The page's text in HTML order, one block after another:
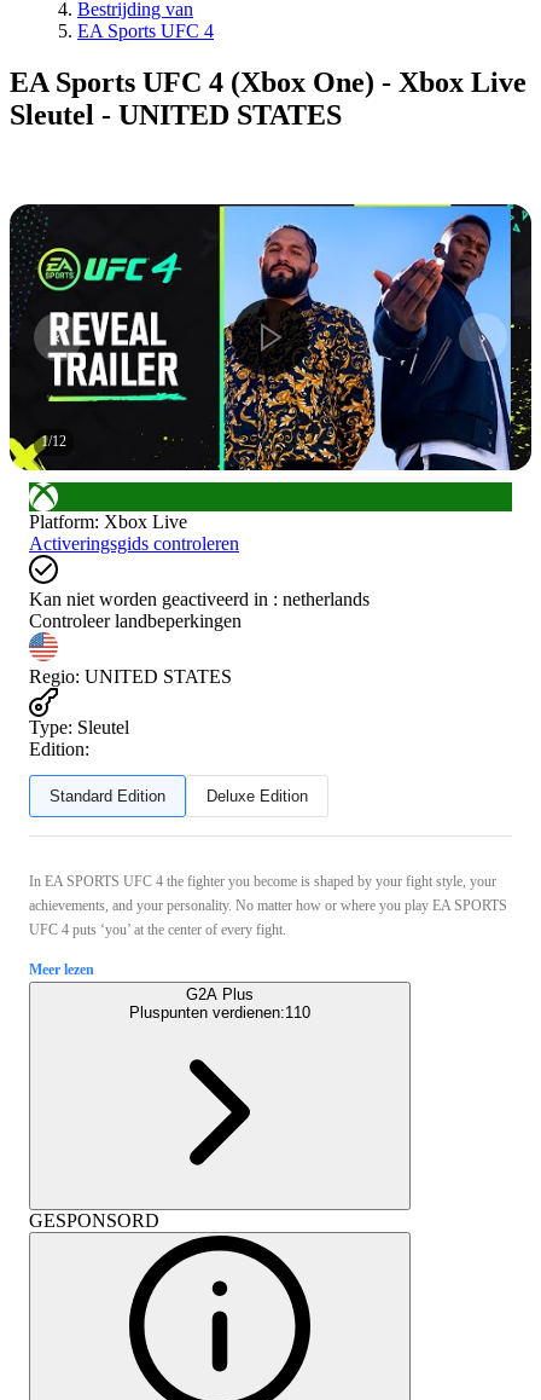
Bestrijding van
EA Sports UFC 4
EA Sports UFC 4 (Xbox One) - Xbox Live
Sleutel - UNITED STATES
1/12
Platform: Xbox Live
Activeringsgids controleren
Kan niet worden geactiveerd in : netherlands
Controleer landbeperkingen
Regio: UNITED STATES
Type: Sleutel
Edition:
Standard Edition Deluxe Edition
In EA SPORTS UFC 4 the fighter you become is shaped by your fight style, your
achievements, and your personality. No matter how or where you play EA SPORTS
UFC 4 puts ‘you’ at the center of every fight.
Meer lezen
G2A Plus
Pluspunten verdienen:110
GESPONSORD